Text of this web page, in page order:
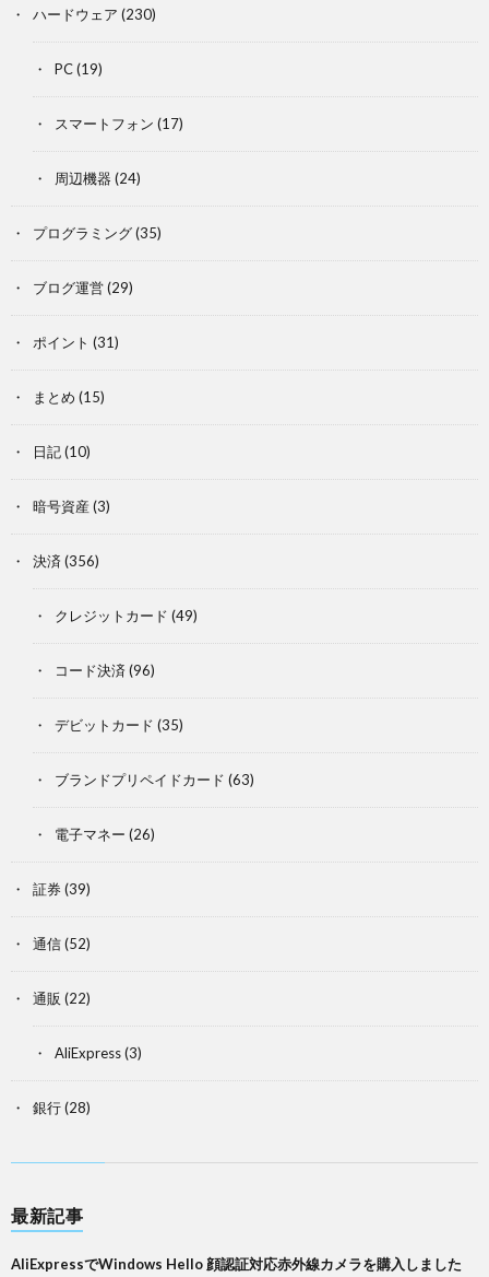
ハードウェア (230)
PC(19)
スマートフォン (17)
周辺機器 (24)
プログラミング(35)
ブログ運営(29)
ポイント (31)
まとめ (15)
日記(10)
暗号資産 (3)
決済 (356)
クレジットカード (49)
コード決済 (96)
デビットカード (35)
ブランドプリペイドカード (63)
電子マネー (26)
証券(39)
通信(52)
通販 (22)
AliExpress(3)
銀行(28)
最新記事
AliExpressでWindows Hello 顔認証対応赤外線カメラを購入しました